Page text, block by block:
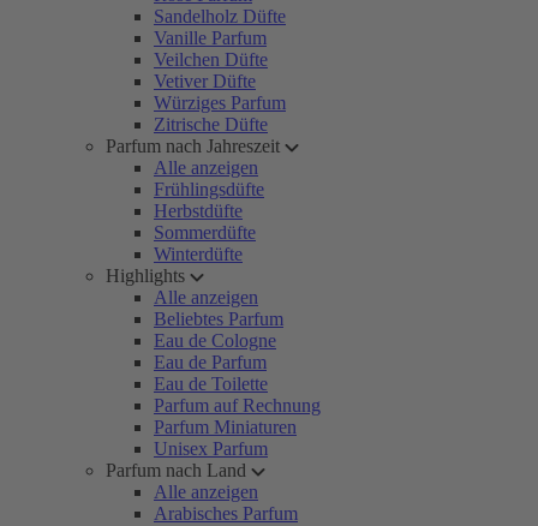
Sandelholz Düfte
Vanille Parfum
Veilchen Düfte
Vetiver Düfte
Würziges Parfum
Zitrische Düfte
Parfum nach Jahreszeit
Alle anzeigen
Frühlingsdüfte
Herbstdüfte
Sommerdüfte
Winterdüfte
Highlights
Alle anzeigen
Beliebtes Parfum
Eau de Cologne
Eau de Parfum
Eau de Toilette
Parfum auf Rechnung
Parfum Miniaturen
Unisex Parfum
Parfum nach Land
Alle anzeigen
Arabisches Parfum